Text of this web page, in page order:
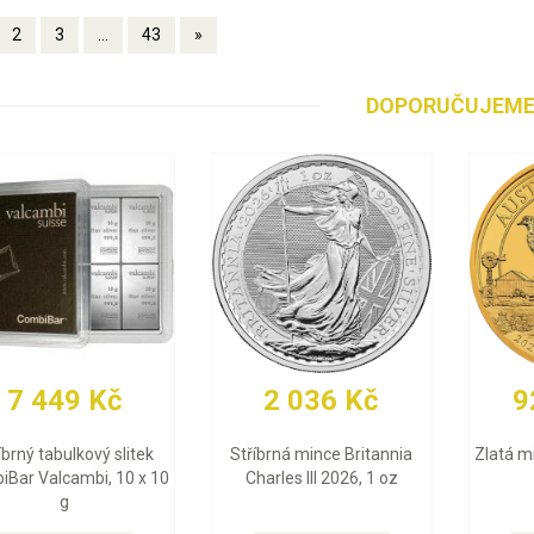
2 3 ... 43 »
DOPORUČUJEME
Kč
Britannia
2026, 1 oz
29 891 Kč
Zlatý slitek Valcambi 10 g
91
Zlatá mince